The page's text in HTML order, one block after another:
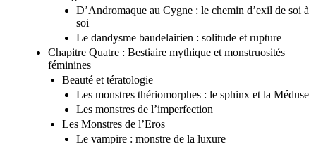
Figures de l’exil et de la solitude
D’Andromaque au Cygne : le chemin d’exil de soi à
soi
Le dandysme baudelairien : solitude et rupture
Chapitre Quatre : Bestiaire mythique et monstruosités
féminines
Beauté et tératologie
Les monstres thériomorphes : le sphinx et la Méduse
Les monstres de l’imperfection
Les Monstres de l’Eros